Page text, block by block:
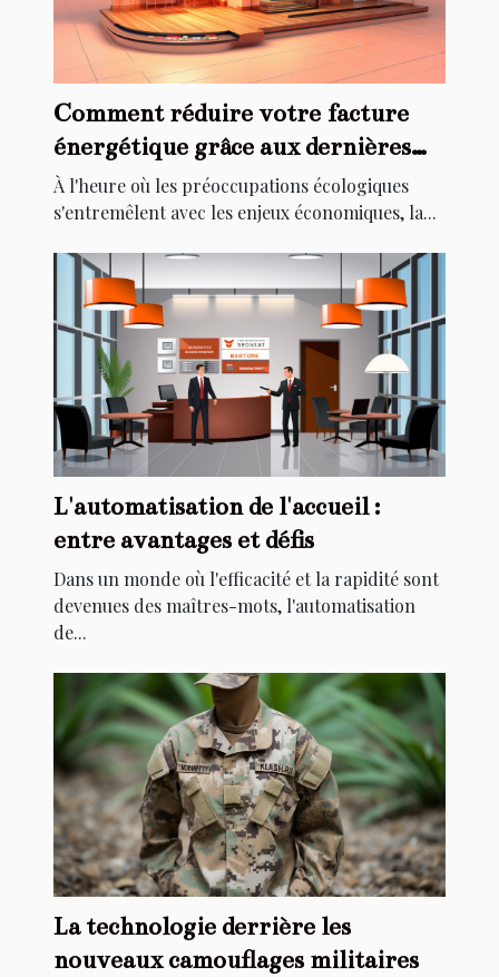
Comment réduire votre facture
énergétique grâce aux dernières
technologies de chauffage
À l'heure où les préoccupations écologiques
s'entremêlent avec les enjeux économiques, la...
L'automatisation de l'accueil :
entre avantages et défis
Dans un monde où l'efficacité et la rapidité sont
devenues des maîtres-mots, l'automatisation
de...
La technologie derrière les
nouveaux camouflages militaires